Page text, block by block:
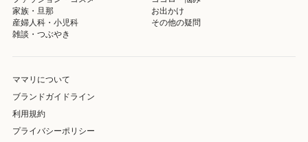
家族・旦那
お出かけ
産婦人科・小児科
その他の疑問
雑談・つぶやき
ママリについて
ブランドガイドライン
利用規約
プライバシーポリシー